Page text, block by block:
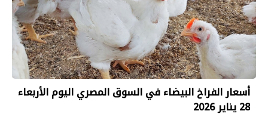
أسعار الفراخ البيضاء في السوق المصري اليوم الأربعاء
28 يناير 2026